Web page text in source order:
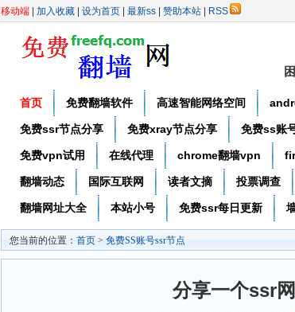
移动端 加入收藏 设为首页 最新ss 赞助本站 RSS
首页 免费翻墙软件 高速智能网络空间
免费ssr节点分享 免费xray节点分享 免费ss账
免费vpn试用 在线代理 chrome翻墙vpn
翻墙动态 国际互联网 读者文摘 投票调查
翻墙网址大全 本站小号 免费ssr每日更新
您当前的位置： 首页 > 免费SS账号ssr节点
分享一个ssr